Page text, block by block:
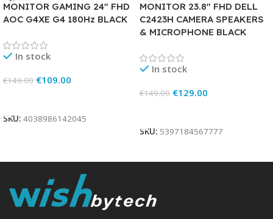
MONITOR GAMING 24″ FHD
AOC G4XE G4 180Hz BLACK
In stock
€149.00 €109.00
SKU: 4038986142045
MONITOR 23.8″ FHD DELL
C2423H CAMERA SPEAKERS
& MICROPHONE BLACK
In stock
€149.00 €129.00
SKU: 5397184567777